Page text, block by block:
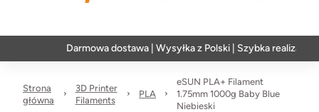
Darmowa dostawa | Wysyłka z Polski | Szybka realizacja w 24h
Strona
główna
3D Printer
Filaments
PLA
eSUN PLA+ Filament
1.75mm 1000g Baby Blue
Niebieski